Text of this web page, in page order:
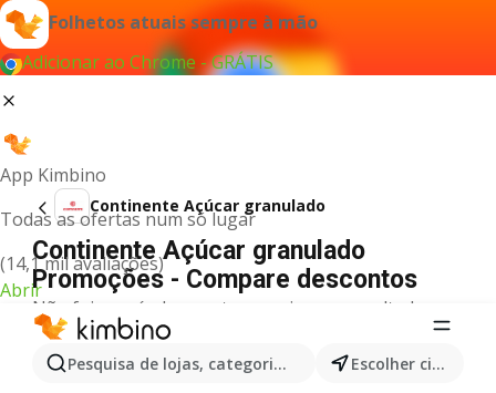
Folhetos atuais sempre à mão
Adicionar ao Chrome - GRÁTIS
App Kimbino
Todas as ofertas num só lugar
(14,1 mil avaliações)
Abrir
Pesquisa de lojas, categorias,produtos... Escolher cidade
Continente Açúcar granulado
Continente Açúcar granulado
Promoções - Compare descontos
Não foi possível encontrar quaisquer resultados
para este termo.
Mais produtos em Continente